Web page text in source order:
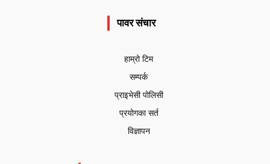
पावर संचार
हाम्रो टिम
सम्पर्क
प्राइभेसी पोलिसी
प्रयोगका सर्त
विज्ञापन